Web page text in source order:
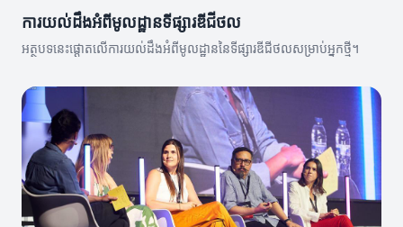
ការយល់ដឹងអំពីមូលដ្ឋានទីផ្សារឌីជីថល
អត្ថបទនេះផ្តោតលើការយល់ដឹងអំពីមូលដ្ឋាននៃទីផ្សារឌីជីថលសម្រាប់អ្នកថ្មី។